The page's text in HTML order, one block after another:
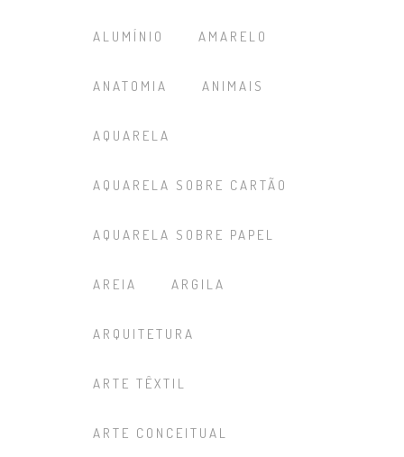
ALUMÍNIO AMARELO
ANATOMIA ANIMAIS
AQUARELA
AQUARELA SOBRE CARTÃO
AQUARELA SOBRE PAPEL
AREIA ARGILA
ARQUITETURA
ARTE TÊXTIL
ARTE CONCEITUAL